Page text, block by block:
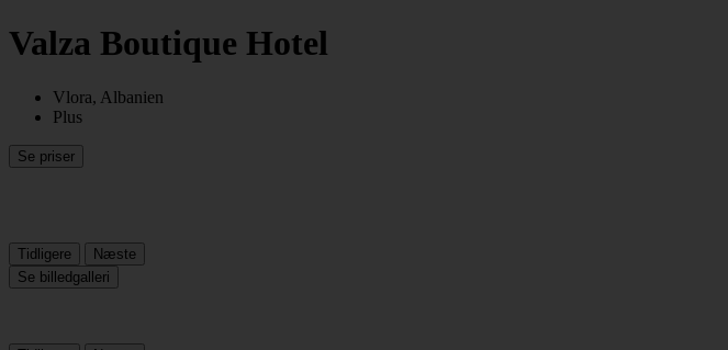
Valza Boutique Hotel
Vlora, Albanien
Plus
Se priser
Tidligere
Næste
Se billedgalleri